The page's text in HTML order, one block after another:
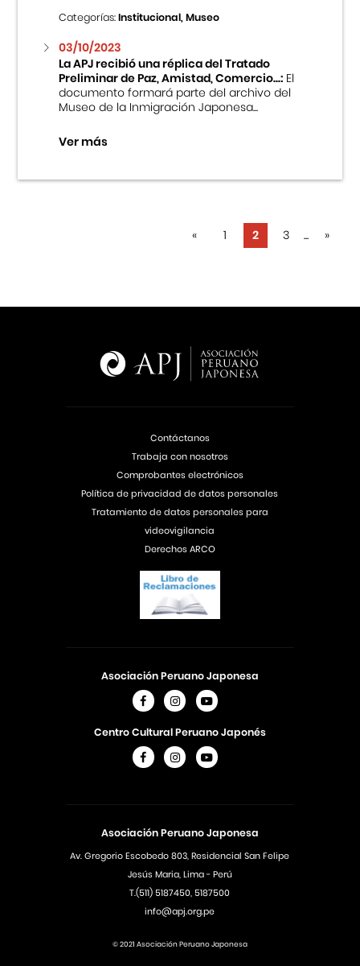
Categorías:Institucional, Museo
03/10/2023
La APJ recibió una réplica del Tratado
Preliminar de Paz, Amistad, Comercio...:El
documento formará parte del archivo del
Museo de la Inmigración Japonesa...
Ver más
« 1 2 3 ... »
Asociación Peruano Japonesa
Av. Gregorio Escobedo 803, Residencial San Felipe
Jesús Maria, Lima - Perú
T.(511) 5187450, 5187500
info@apj.org.pe
Asociación Peruano Japonesa
Centro Cultural Peruano Japonés
Contáctanos
Trabaja con nosotros
Comprobantes electrónicos
Política de privacidad de datos personales
Tratamiento de datos personales para
videovigilancia
Derechos ARCO
© 2021 Asociación Peruano Japonesa